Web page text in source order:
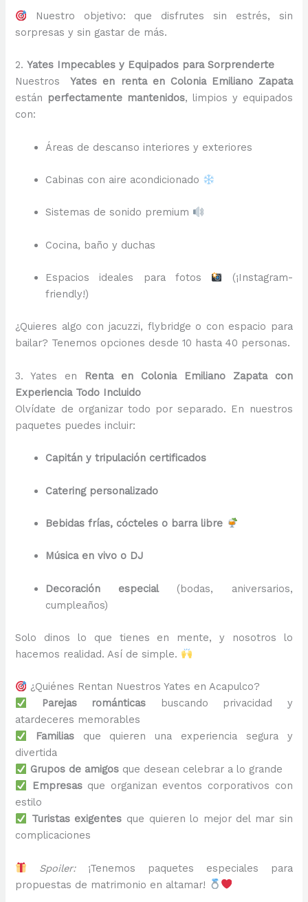
Nuestro objetivo: que disfrutes sin estrés, sin
sorpresas y sin gastar de más.
2.Yates Impecables y Equipados para Sorprenderte
Nuestros
Yates en renta en Colonia Emiliano Zapata
están perfectamente mantenidos, limpios y equipados
con:
Áreas de descanso interiores y exteriores
Cabinas con aire acondicionado
Sistemas de sonido premium
Cocina, baño y duchas
Espacios ideales para fotos
(¡Instagram-
friendly!)
¿Quieres algo con jacuzzi, flybridge o con espacio para
bailar? Tenemos opciones desde 10 hasta 40 personas.
3. Yates en
Renta en Colonia Emiliano Zapata con
Experiencia Todo Incluido
Olvídate de organizar todo por separado. En nuestros
paquetes puedes incluir:
Capitán y tripulación certificados
Catering personalizado
Bebidas frías, cócteles o barra libre
Música en vivo o DJ
Decoración especial(bodas, aniversarios,
cumpleaños)
Solo dinos lo que tienes en mente, y nosotros lo
hacemos realidad. Así de simple.
¿Quiénes Rentan Nuestros Yates en Acapulco?
Parejas románticas buscando privacidad y
atardeceres memorables
Familiasque quieren una experiencia segura y
divertida
Grupos de amigos que desean celebrar a lo grande
Empresasque organizan eventos corporativos con
estilo
Turistas exigentes que quieren lo mejor del mar sin
complicaciones
Spoiler:¡Tenemos paquetes especiales para
propuestas de matrimonio en altamar!